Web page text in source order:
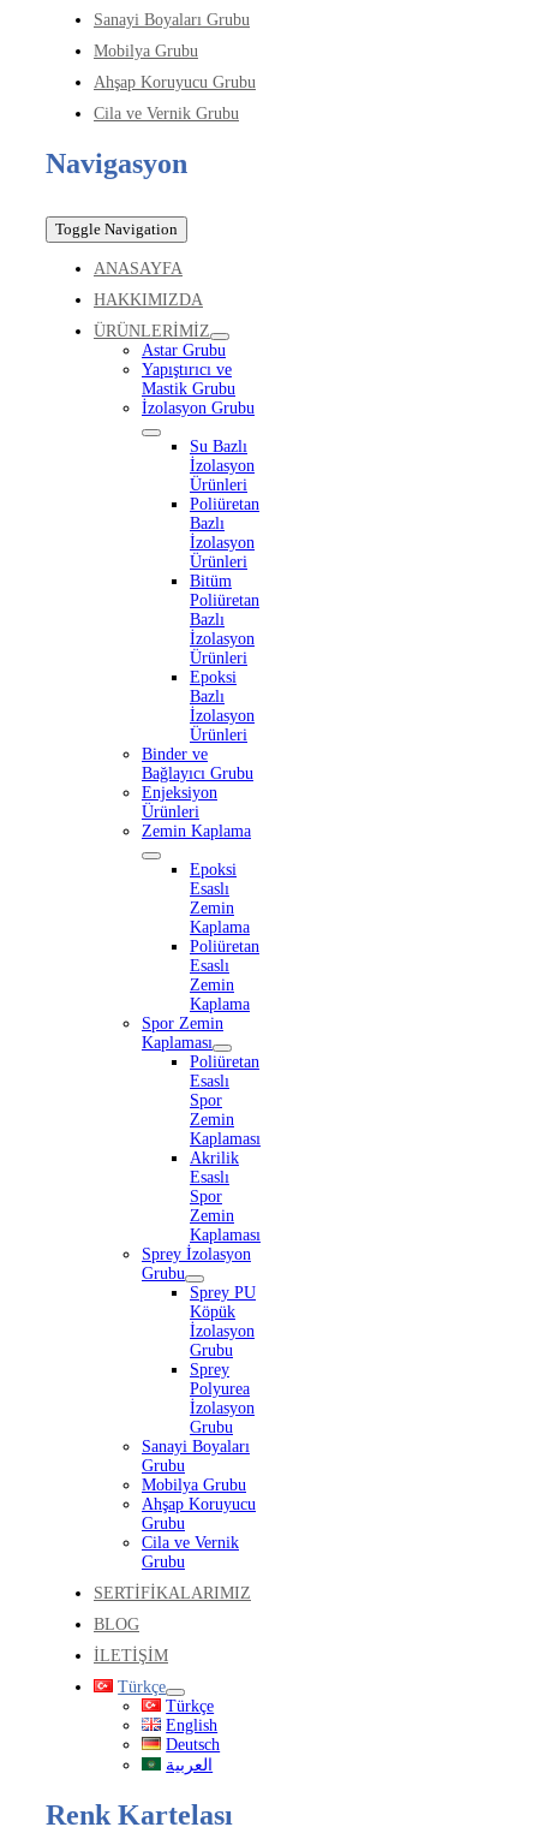
Sanayi Boyaları Grubu
Mobilya Grubu
Ahşap Koruyucu Grubu
Cila ve Vernik Grubu
Navigasyon
Toggle Navigation
ANASAYFA
HAKKIMIZDA
ÜRÜNLERİMİZ
Astar Grubu
Yapıştırıcı ve
Mastik Grubu
İzolasyon Grubu
Su Bazlı
İzolasyon
Ürünleri
Poliüretan
Bazlı
İzolasyon
Ürünleri
Bitüm
Poliüretan
Bazlı
İzolasyon
Ürünleri
Epoksi
Bazlı
İzolasyon
Ürünleri
Binder ve
Bağlayıcı Grubu
Enjeksiyon
Ürünleri
Zemin Kaplama
Epoksi
Esaslı
Zemin
Kaplama
Poliüretan
Esaslı
Zemin
Kaplama
Spor Zemin
Kaplaması
Poliüretan
Esaslı
Spor
Zemin
Kaplaması
Akrilik
Esaslı
Spor
Zemin
Kaplaması
Sprey İzolasyon
Grubu
Sprey PU
Köpük
İzolasyon
Grubu
Sprey
Polyurea
İzolasyon
Grubu
Sanayi Boyaları
Grubu
Mobilya Grubu
Ahşap Koruyucu
Grubu
Cila ve Vernik
Grubu
SERTİFİKALARIMIZ
BLOG
İLETİŞİM
Türkçe
Türkçe
English
Deutsch
العربية
Renk Kartelası